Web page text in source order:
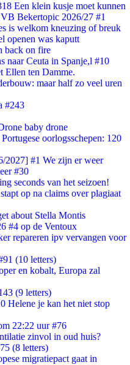
Een klein kusje moet kunnen
Bekertopic 2026/27 #1
is welkom kneuzing of breuk
openen was kaputt
back on fire
naar Ceuta in Spanje,l #10
Ellen ten Damme.
maar half zo veel uren
#243
baby drone
oorlogsschepen: 120
2027] #1 We zijn er weer
#30
seconds van het seizoen!
op na claims over plagiaat
about Stella Montis
#4 op de Ventoux
repareren ipv vervangen voor
(10 letters)
en kobalt, Europa zal
(9 letters)
Helene je kan het niet stop
22:22 uur #76
zinvol in oud huis?
(8 letters)
migratiepact gaat in